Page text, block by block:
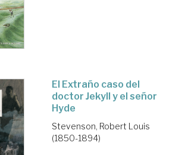
El Extraño caso del
doctor Jekyll y el señor
Hyde
Stevenson, Robert Louis
(1850-1894)